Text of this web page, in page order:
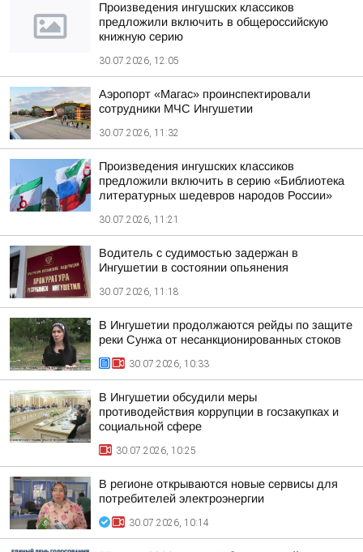
Произведения ингушских классиков
предложили включить в общероссийскую
книжную серию
30.07.2026, 12:05
Аэропорт «Магас» проинспектировали
сотрудники МЧС Ингушетии
30.07.2026, 11:32
Произведения ингушских классиков
предложили включить в серию «Библиотека
литературных шедевров народов России»
30.07.2026, 11:21
Водитель с судимостью задержан в
Ингушетии в состоянии опьянения
30.07.2026, 11:18
В Ингушетии продолжаются рейды по защите
реки Сунжа от несанкционированных стоков
30.07.2026, 10:33
В Ингушетии обсудили меры
противодействия коррупции в госзакупках и
социальной сфере
30.07.2026, 10:25
В регионе открываются новые сервисы для
потребителей электроэнергии
30.07.2026, 10:14